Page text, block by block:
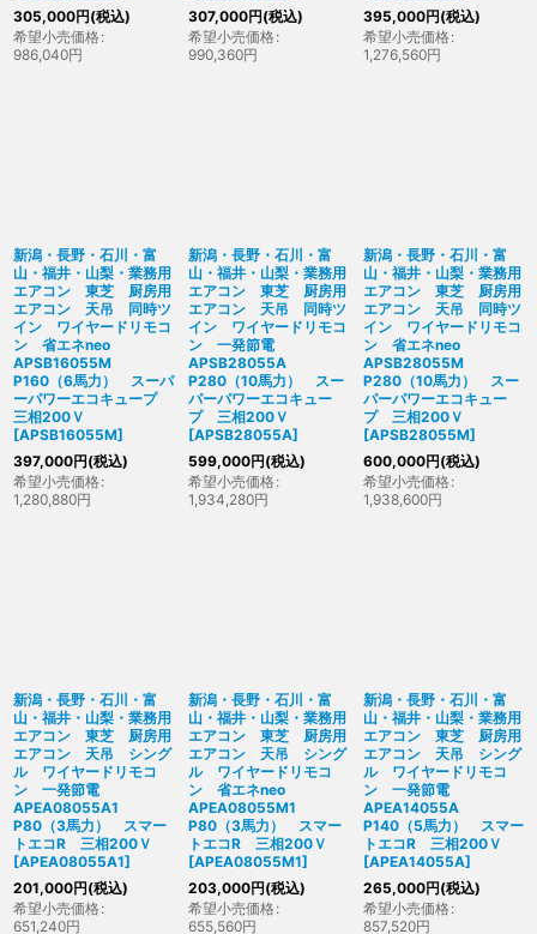
305,000円(税込)
希望小売価格 :
986,040円
307,000円(税込)
希望小売価格 :
990,360円
395,000円(税込)
希望小売価格 :
1,276,560円
新潟・長野・石川・富
山・福井・山梨・業務用
エアコン 東芝 厨房用
エアコン 天吊 同時ツ
イン ワイヤードリモコ
ン 省エネneo
APSB16055M
P160（6馬力） スーパ
ーパワーエコキュープ
三相200Ｖ
[APSB16055M]
397,000円(税込)
希望小売価格 :
1,280,880円
新潟・長野・石川・富
山・福井・山梨・業務用
エアコン 東芝 厨房用
エアコン 天吊 同時ツ
イン ワイヤードリモコ
ン 一発節電
APSB28055A
P280（10馬力） スー
パーパワーエコキュー
プ 三相200Ｖ
[APSB28055A]
599,000円(税込)
希望小売価格 :
1,934,280円
新潟・長野・石川・富
山・福井・山梨・業務用
エアコン 東芝 厨房用
エアコン 天吊 同時ツ
イン ワイヤードリモコ
ン 省エネneo
APSB28055M
P280（10馬力） スー
パーパワーエコキュー
プ 三相200Ｖ
[APSB28055M]
600,000円(税込)
希望小売価格 :
1,938,600円
新潟・長野・石川・富
山・福井・山梨・業務用
エアコン 東芝 厨房用
エアコン 天吊 シング
ル ワイヤードリモコ
ン 一発節電
APEA08055A1
P80（3馬力） スマー
トエコR 三相200Ｖ
[APEA08055A1]
201,000円(税込)
希望小売価格 :
651,240円
新潟・長野・石川・富
山・福井・山梨・業務用
エアコン 東芝 厨房用
エアコン 天吊 シング
ル ワイヤードリモコ
ン 省エネneo
APEA08055M1
P80（3馬力） スマー
トエコR 三相200Ｖ
[APEA08055M1]
203,000円(税込)
希望小売価格 :
655,560円
新潟・長野・石川・富
山・福井・山梨・業務用
エアコン 東芝 厨房用
エアコン 天吊 シング
ル ワイヤードリモコ
ン 一発節電
APEA14055A
P140（5馬力） スマー
トエコR 三相200Ｖ
[APEA14055A]
265,000円(税込)
希望小売価格 :
857,520円